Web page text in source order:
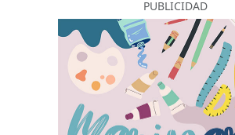
PUBLICIDAD